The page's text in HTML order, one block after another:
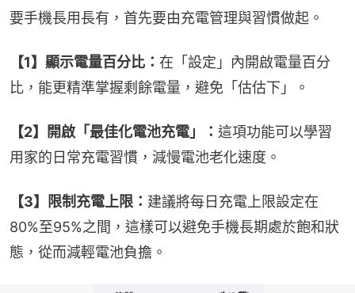
要手機長用長有，首先要由充電管理與習慣做起。
【1】顯示電量百分比： 在「設定」內開啟電量百分
比，能更精準掌握剩餘電量，避免「估估下」。
【2】開啟「最佳化電池充電」： 這項功能可以學習
用家的日常充電習慣，減慢電池老化速度。
【3】限制充電上限： 建議將每日充電上限設定在
80%至95%之間，這樣可以避免手機長期處於飽和狀
態，從而減輕電池負擔。